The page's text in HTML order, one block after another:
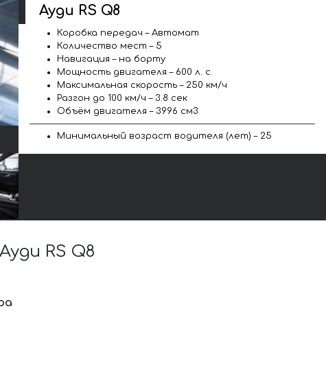
Ауди RS Q8
Коробка передач – Автомат
Количество мест – 5
Навигация – на борту
Мощность двигателя – 600 л. с.
Максимальная скорость – 250 км/ч
Разгон до 100 км/ч – 3.8 сек
Объём двигателя – 3996 см3
Минимальный возраст водителя (лет) – 25
RS Q8